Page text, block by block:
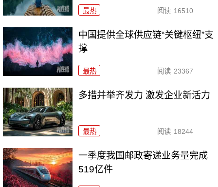
最热 阅读 16510
中国提供全球供应链“关键枢纽”支
撑
最热 阅读 23367
多措并举齐发力 激发企业新活力
最热 阅读 18244
一季度我国邮政寄递业务量完成
519亿件